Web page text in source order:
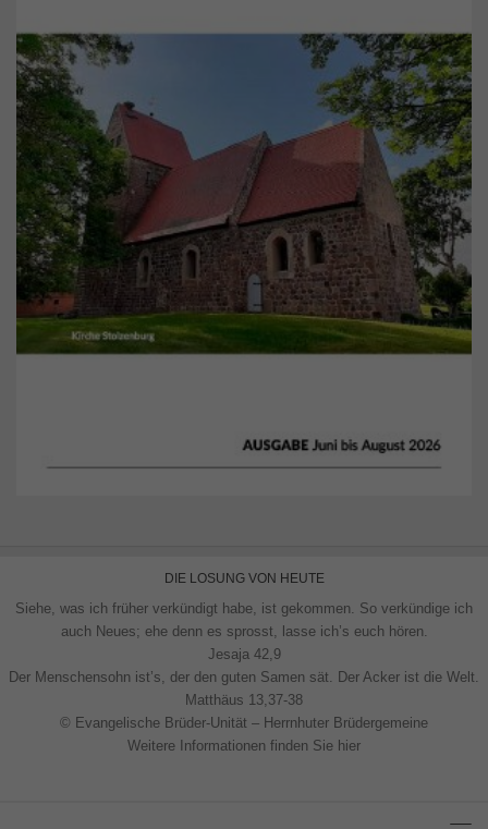
DIE LOSUNG VON HEUTE
Siehe, was ich früher verkündigt habe, ist gekommen. So verkündige ich
auch Neues; ehe denn es sprosst, lasse ich’s euch hören.
Jesaja 42,9
Der Menschensohn ist’s, der den guten Samen sät. Der Acker ist die Welt.
Matthäus 13,37-38
© Evangelische Brüder-Unität – Herrnhuter Brüdergemeine
Weitere Informationen finden Sie hier